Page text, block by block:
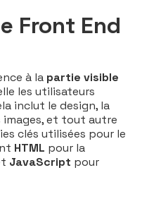
Front End
à la partie visible
les utilisateurs
inclut le design, la
images, et tout autre
clés utilisées pour le
HTML pour la
JavaScript pour